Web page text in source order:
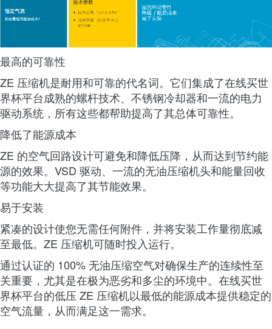
最高的可靠性
ZE 压缩机是耐用和可靠的代名词。它们集成了在线买世
界杯平台成熟的螺杆技术、不锈钢冷却器和一流的电力
驱动系统，所有这些都帮助提高了其总体可靠性。
降低了能源成本
ZE 的空气回路设计可避免和降低压降，从而达到节约能
源的效果。VSD 驱动、一流的无油压缩机头和能量回收
等功能大大提高了其节能效果。
易于安装
紧凑的设计使您无需任何附件，并将安装工作量彻底减
至最低。ZE 压缩机可随时投入运行。
通过认证的 100% 无油压缩空气对确保生产的连续性至
关重要，尤其是在极为恶劣和多尘的环境中。在线买世
界杯平台的低压 ZE 压缩机以最低的能源成本提供稳定的
空气流量，从而满足这一需求。